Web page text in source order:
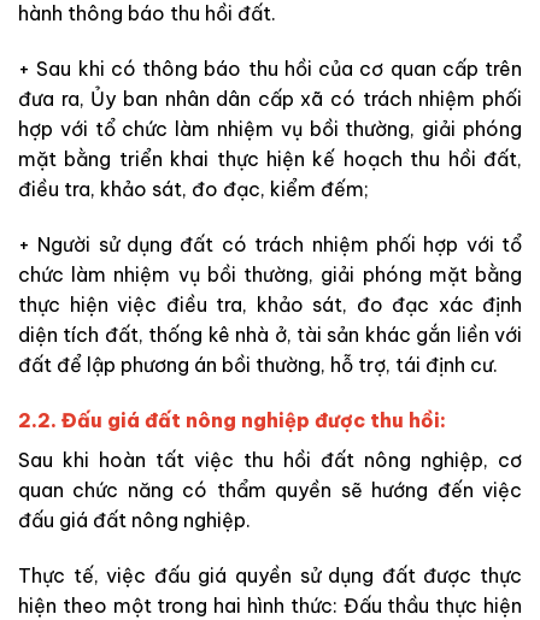
hành thông báo thu hồi đất.
+ Sau khi có thông báo thu hồi của cơ quan cấp trên
đưa ra, Ủy ban nhân dân cấp xã có trách nhiệm phối
hợp với tổ chức làm nhiệm vụ bồi thường, giải phóng
mặt bằng triển khai thực hiện kế hoạch thu hồi đất,
điều tra, khảo sát, đo đạc, kiểm đếm;
+ Người sử dụng đất có trách nhiệm phối hợp với tổ
chức làm nhiệm vụ bồi thường, giải phóng mặt bằng
thực hiện việc điều tra, khảo sát, đo đạc xác định
diện tích đất, thống kê nhà ở, tài sản khác gắn liền với
đất để lập phương án bồi thường, hỗ trợ, tái định cư.
2.2. Đấu giá đất nông nghiệp được thu hồi:
Sau khi hoàn tất việc thu hồi đất nông nghiệp, cơ
quan chức năng có thẩm quyền sẽ hướng đến việc
đấu giá đất nông nghiệp.
Thực tế, việc đấu giá quyền sử dụng đất được thực
hiện theo một trong hai hình thức: Đấu thầu thực hiện